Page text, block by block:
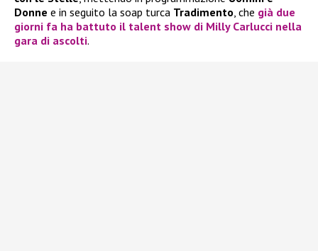
Donne e in seguito la soap turca Tradimento, che già due
giorni fa ha battuto il talent show di Milly Carlucci nella
gara di ascolti.